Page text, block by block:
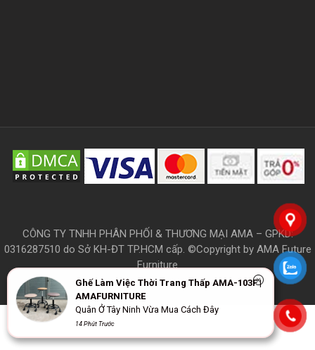
CÔNG TY TNHH PHÂN PHỐI & THƯƠNG MẠI AMA – GPKD:
0316287510 do Sở KH-ĐT TP.HCM cấp. ©Copyright by AMA Future
Furniture
THÔNG TIN
Ghế Làm Việc Thời Trang Thấp AMA-103F |
AMAFURNITURE
Quân Ở Tây Ninh Vừa Mua Cách Đây
14 Phút Trước